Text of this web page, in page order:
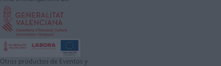
Otros productos de Eventos y